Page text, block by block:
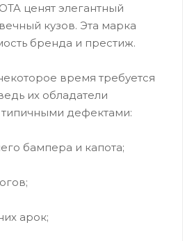
ценят элегантный
кузов. Эта марка
бренда и престиж.
время требуется
их обладатели
типичными дефектами:
бампера и капота;
арок;